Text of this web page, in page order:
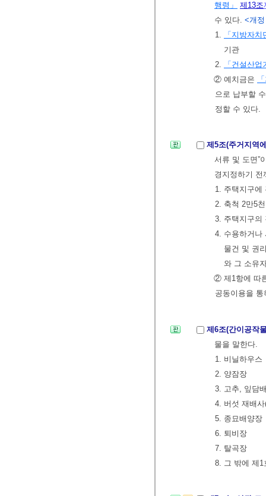
행령」
제13조
수 있다. <개
1.
「지방자
기관
2.
「건설산
② 예치금은
으로 납부할
정할 수 있다.
제5조(주거지역
서류 및 도면”
경지정하기 전
1. 주택지구에
2. 축척 2만5
3. 주택지구의
4. 수용하거나
물건 및 권
와 그 소유
② 제1항에 따
공동이용을
제6조(간이공작
물을 말한다.
1. 비닐하우스
2. 양잠장
3. 고추, 잎담
4. 버섯 재배
5. 종묘배양장
6. 퇴비장
7. 탈곡장
8. 그 밖에 제